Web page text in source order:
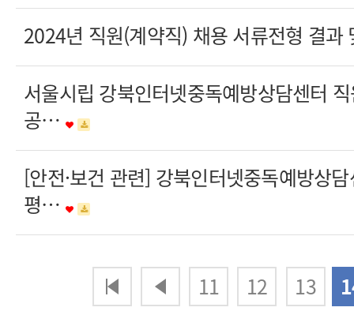
2024년 직원(계약직) 채용 서류전형 결
서울시립 강북인터넷중독예방상담센터
공…
[안전·보건 관련] 강북인터넷중독예방상
평…
11 12 13
맨끝